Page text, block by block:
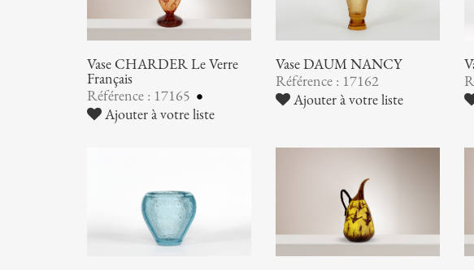
Vase CHARDER Le Verre
Français
Référence : 17165
Ajouter à votre liste
Vase DAUM NANCY
Référence : 17162
Ajouter à votre liste